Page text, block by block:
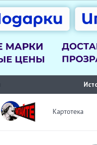
Картотека